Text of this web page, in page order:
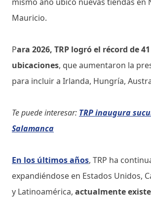
Mauricio.
Para 2026, TRP logró el récord de
ubicaciones, que aumentaron la
para incluir a Irlanda, Hungría,
Te puede interesar: TRP inaugura
Salamanca
En los últimos años, TRP ha
expandiéndose en Estados Unidos,
y Latinoamérica, actualmente